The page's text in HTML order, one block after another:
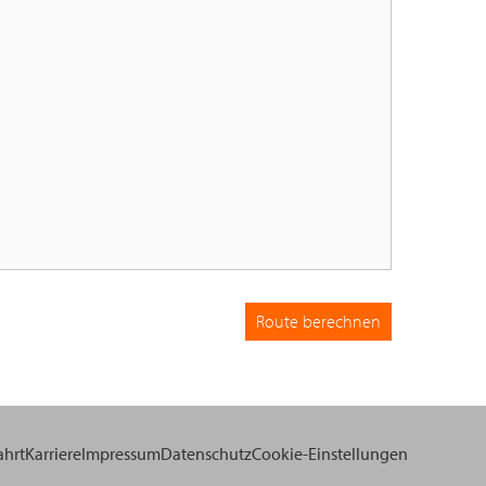
Route berechnen
KarriereImpressumDatenschutzCookie-Einstellungen